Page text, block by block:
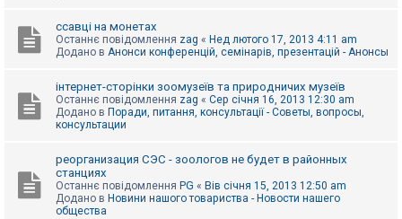
ссавці на монетах
Останнє повідомлення zag « Нед лютого 17, 2013 4:11 am
Додано в Анонси конференцій, семінарів, презентацій - Анонсы
інтернет-сторінки зоомузеїв та природничих музеїв
Останнє повідомлення zag « Сер січня 16, 2013 12:30 am
Додано в Поради, питання, консультації - Советы, вопросы,
консультации
реорганизация СЭС - зоологов не будет в районных
станциях
Останнє повідомлення PG « Вів січня 15, 2013 12:50 am
Додано в Новини нашого товариства - Новости нашего
общества